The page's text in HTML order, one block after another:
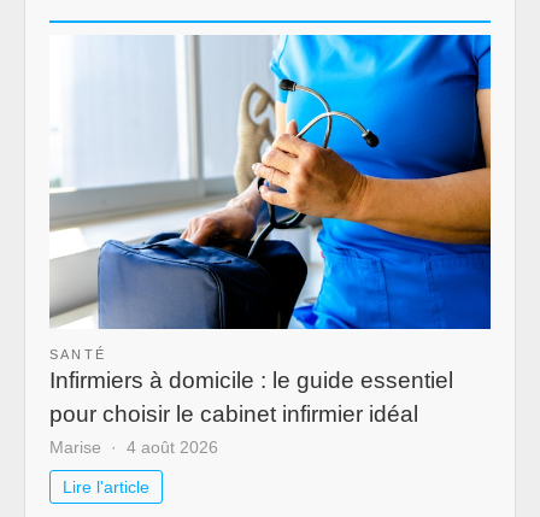
SANTÉ
Infirmiers à domicile : le guide essentiel
pour choisir le cabinet infirmier idéal
Marise 4 août 2026
Lire l'article